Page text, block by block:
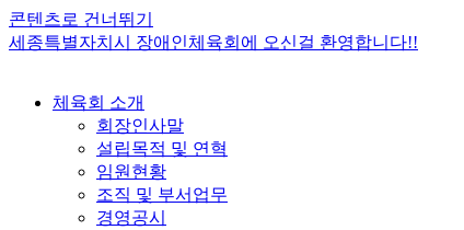
콘텐츠로 건너뛰기
세종특별자치시 장애인체육회에 오신걸 환영합니다!!
체육회 소개
회장인사말
설립목적 및 연혁
임원현황
조직 및 부서업무
경영공시